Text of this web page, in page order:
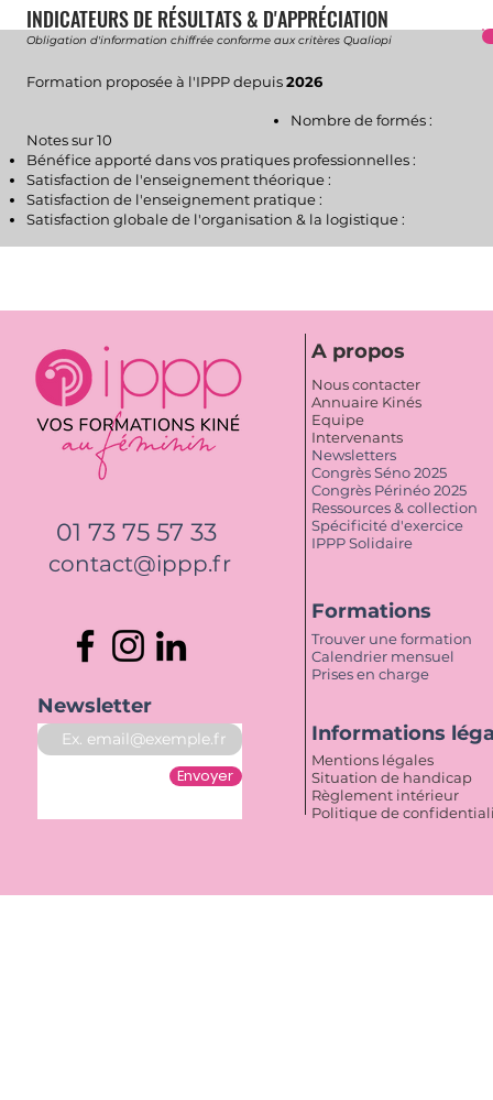
INDICATEURS DE RÉSULTATS & D'APPRÉCIATION
Obligation d'information chiffrée conforme aux critères Qualiopi
Formation proposée à l'IPPP depuis2026
Nombre de formés :
​Notes sur 10
Bénéfice apporté dans vos pratiques professionnelles :
Satisfaction de l'enseignement théorique :
Satisfaction de l'enseignement pratique :​
Satisfaction globale de l'organisation & la logistique :
01 73 75 57 33
contact@ippp.fr
Newsletter
Envoyer
A propos
Nous contacter
Annuaire Kinés
Equipe
Intervenants
Newsletters
Congrès Séno 2025
Congrès Périnéo 2025
Ressources & collection
Spécificité d'exercice
IPPP Solidaire
Formations
Trouver une formation
Calendrier mensuel
Prises en charge
Informations
Mentions légales
Situation de handicap
Règlement intérieur
Politique de